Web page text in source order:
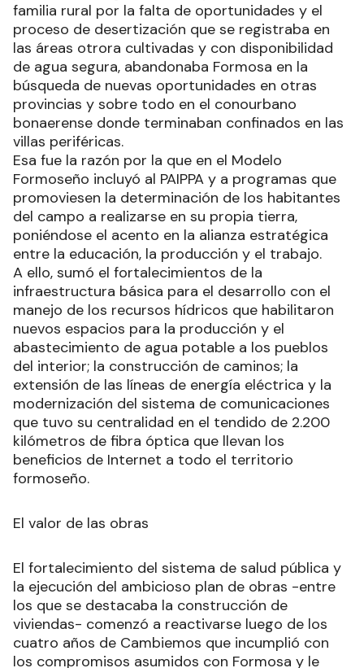
familia rural por la falta de oportunidades y el
proceso de desertización que se registraba en
las áreas otrora cultivadas y con disponibilidad
de agua segura, abandonaba Formosa en la
búsqueda de nuevas oportunidades en otras
provincias y sobre todo en el conourbano
bonaerense donde terminaban confinados en las
villas periféricas.
Esa fue la razón por la que en el Modelo
Formoseño incluyó al PAIPPA y a programas que
promoviesen la determinación de los habitantes
del campo a realizarse en su propia tierra,
poniéndose el acento en la alianza estratégica
entre la educación, la producción y el trabajo.
A ello, sumó el fortalecimientos de la
infraestructura básica para el desarrollo con el
manejo de los recursos hídricos que habilitaron
nuevos espacios para la producción y el
abastecimiento de agua potable a los pueblos
del interior; la construcción de caminos; la
extensión de las líneas de energía eléctrica y la
modernización del sistema de comunicaciones
que tuvo su centralidad en el tendido de 2.200
kilómetros de fibra óptica que llevan los
beneficios de Internet a todo el territorio
formoseño.
El valor de las obras
El fortalecimiento del sistema de salud pública y
la ejecución del ambicioso plan de obras -entre
los que se destacaba la construcción de
viviendas- comenzó a reactivarse luego de los
cuatro años de Cambiemos que incumplió con
los compromisos asumidos con Formosa y le